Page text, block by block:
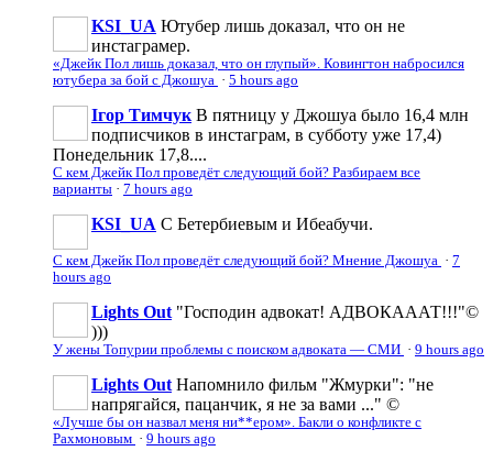
KSI_UA Ютубер лишь доказал, что он не
инстаграмер.
«Джейк Пол лишь доказал, что он глупый». Ковингтон набросился
ютубера за бой с Джошуа · 5 hours ago
Ігор Тимчук В пятницу у Джошуа было 16,4 млн
подписчиков в инстаграм, в субботу уже 17,4)
Понедельник 17,8....
С кем Джейк Пол проведёт следующий бой? Разбираем все
варианты · 7 hours ago
KSI_UA С Бетербиевым и Ибеабучи.
С кем Джейк Пол проведёт следующий бой? Мнение Джошуа · 7
hours ago
Lights Out "Господин адвокат! АДВОКАААТ!!!"©
)))
У жены Топурии проблемы с поиском адвоката — СМИ · 9 hours ago
Lights Out Напомнило фильм "Жмурки": "не
напрягайся, пацанчик, я не за вами ..." ©
«Лучше бы он назвал меня ни**ером». Бакли о конфликте с
Рахмоновым · 9 hours ago